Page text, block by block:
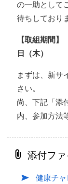
の一助として
待ちしており
【取組期間
日（木）
まずは、新サ
さい。
尚、下記「添
内、参加方法
添付フ
健康チャ